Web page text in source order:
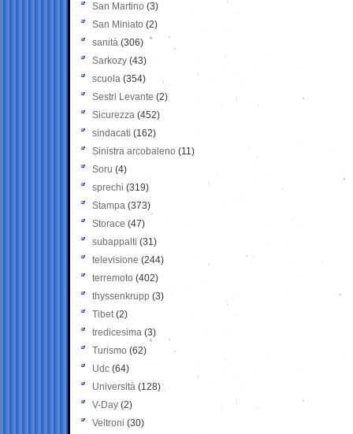
San Martino (3)
San Miniato (2)
sanità (306)
Sarkozy (43)
scuola (354)
Sestri Levante (2)
Sicurezza (452)
sindacati (162)
Sinistra arcobaleno (11)
Soru (4)
sprechi (319)
Stampa (373)
Storace (47)
subappalti (31)
televisione(244)
terremoto (402)
thyssenkrupp (3)
Tibet(2)
tredicesima (3)
Turismo (62)
Udc (64)
Università (128)
V-Day (2)
Veltroni (30)